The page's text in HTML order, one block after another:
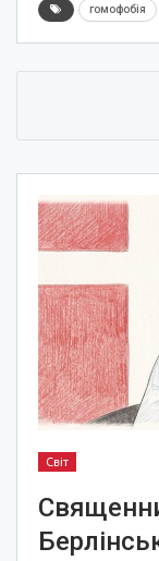
гомофобія
Світ